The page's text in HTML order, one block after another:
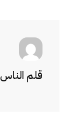
قلم الناس